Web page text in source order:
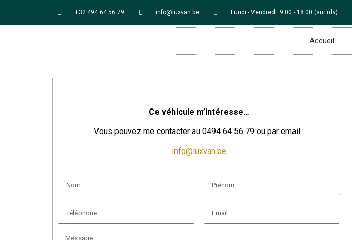
+32 494 64 56 79 info@luxvan.be Lundi - Vendredi: 9:00 - 18:00 (sur rdv)
Accueil
Ce véhicule m’intéresse…
Vous pouvez me contacter au 0494 64 56 79 ou par email :
info@luxvan.be